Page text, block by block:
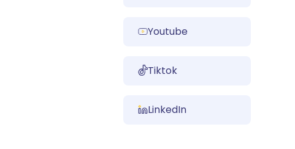
Youtube
Tiktok
LinkedIn